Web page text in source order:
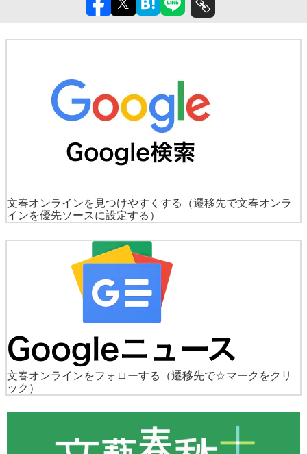
文春オンラインを見つけやすくする
（遷移先で文春オンラ
インを優先ソースに設定する）
文春オンラインをフォローする
（遷移先で☆マークをクリ
ック）